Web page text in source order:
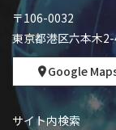
〒106-0032
東京都港区六本木
Google
サイト内検索